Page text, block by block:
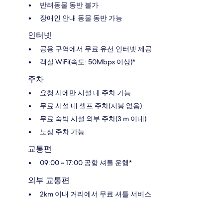
반려동물 동반 불가
장애인 안내 동물 동반 가능
인터넷
공용 구역에서 무료 유선 인터넷 제공
객실 WiFi(속도: 50Mbps 이상)*
주차
요청 시에만 시설 내 주차 가능
무료 시설 내 셀프 주차(지붕 없음)
무료 숙박 시설 외부 주차(3 m 이내)
노상 주차 가능
교통편
09:00 ~ 17:00 공항 셔틀 운행*
외부 교통편
2km 이내 거리에서 무료 셔틀 서비스